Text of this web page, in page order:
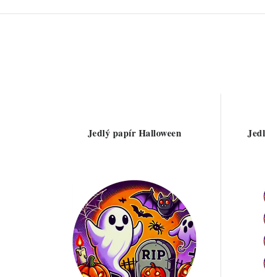
Jedlý papír Halloween